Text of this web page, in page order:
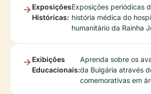
Exposições
Históricas:
Exposições periódicas
história médica do
humanitário da Rainha
Exibições
Educacionais:
Aprenda sobre os
da Bulgária através
comemorativas em